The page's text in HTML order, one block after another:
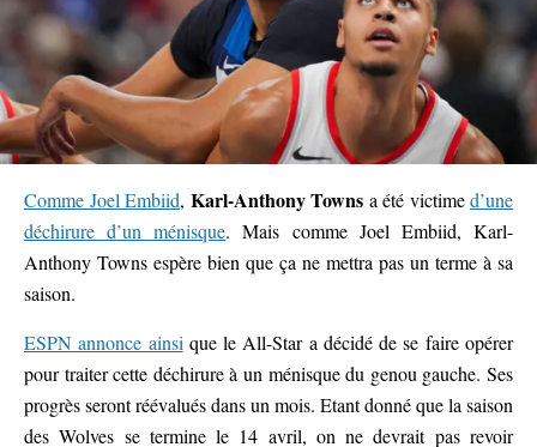
Comme Joel Embiid, Karl-Anthony Towns a été victimed’une
déchirure d’un ménisque. Mais comme Joel Embiid, Karl-
Anthony Towns espère bien que ça ne mettra pas un terme à sa
saison.
ESPN annonce ainsique le All-Star a décidé de se faire opérer
pour traiter cette déchirure à un ménisque du genou gauche. Ses
progrès seront réévalués dans un mois. Etant donné que la saison
des Wolves se termine le 14 avril, on ne devrait pas revoir